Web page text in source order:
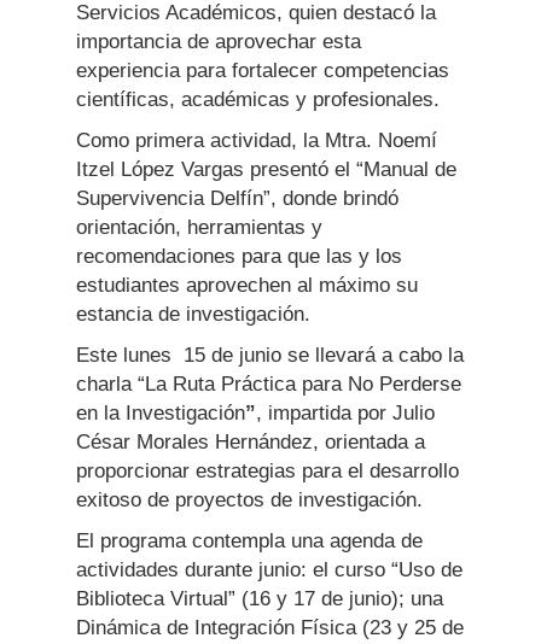
Servicios Académicos, quien destacó la
importancia de aprovechar esta
experiencia para fortalecer competencias
científicas, académicas y profesionales.
Como primera actividad, la Mtra. Noemí
Itzel López Vargas presentó el “Manual de
Supervivencia Delfín”, donde brindó
orientación, herramientas y
recomendaciones para que las y los
estudiantes aprovechen al máximo su
estancia de investigación.
Este lunes 15 de junio se llevará a cabo la
charla “La Ruta Práctica para No Perderse
en la Investigación”, impartida por Julio
César Morales Hernández, orientada a
proporcionar estrategias para el desarrollo
exitoso de proyectos de investigación.
El programa contempla una agenda de
actividades durante junio: el curso “Uso de
Biblioteca Virtual” (16 y 17 de junio); una
Dinámica de Integración Física (23 y 25 de